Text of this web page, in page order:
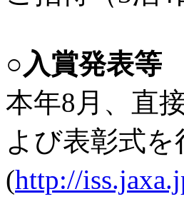
○入賞発表等
本年8月、直
よび表彰式を
(http://